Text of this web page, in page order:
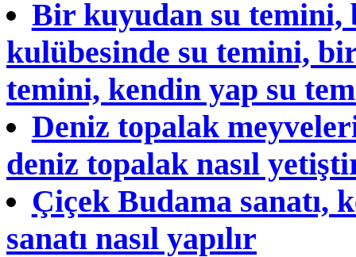
Bir kuyudan su
kulübesinde su temini,
temini, kendin yap su
Deniz topalak
deniz topalak nasıl
Çiçek Budama sanatı,
sanatı nasıl yapılır